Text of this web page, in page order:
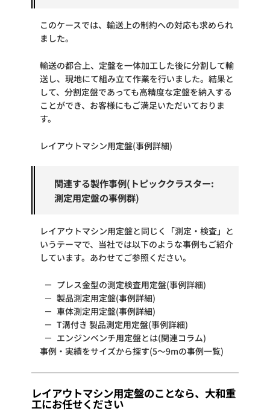
このケースでは、輸送上の制約への対応も求められ
ました。
輸送の都合上、定盤を一体加工した後に分割して輸
送し、現地にて組み立て作業を行いました。結果と
して、分割定盤であっても高精度な定盤を納入する
ことができ、お客様にもご満足いただいておりま
す。
レイアウトマシン用定盤(事例詳細)
関連する製作事例(トピッククラスター:
測定用定盤の事例群)
レイアウトマシン用定盤と同じく「測定・検査」と
いうテーマで、当社では以下のような事例もご紹介
しています。あわせてご参照ください。
プレス金型の測定検査用定盤(事例詳細)
製品測定用定盤(事例詳細)
車体測定用定盤(事例詳細)
T溝付き 製品測定用定盤(事例詳細)
エンジンベンチ用定盤とは(関連コラム)
事例・実績をサイズから探す(5～9mの事例一覧)
レイアウトマシン用定盤のことなら、大和重
工にお任せください